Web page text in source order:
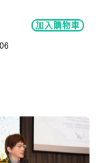
加入購物車